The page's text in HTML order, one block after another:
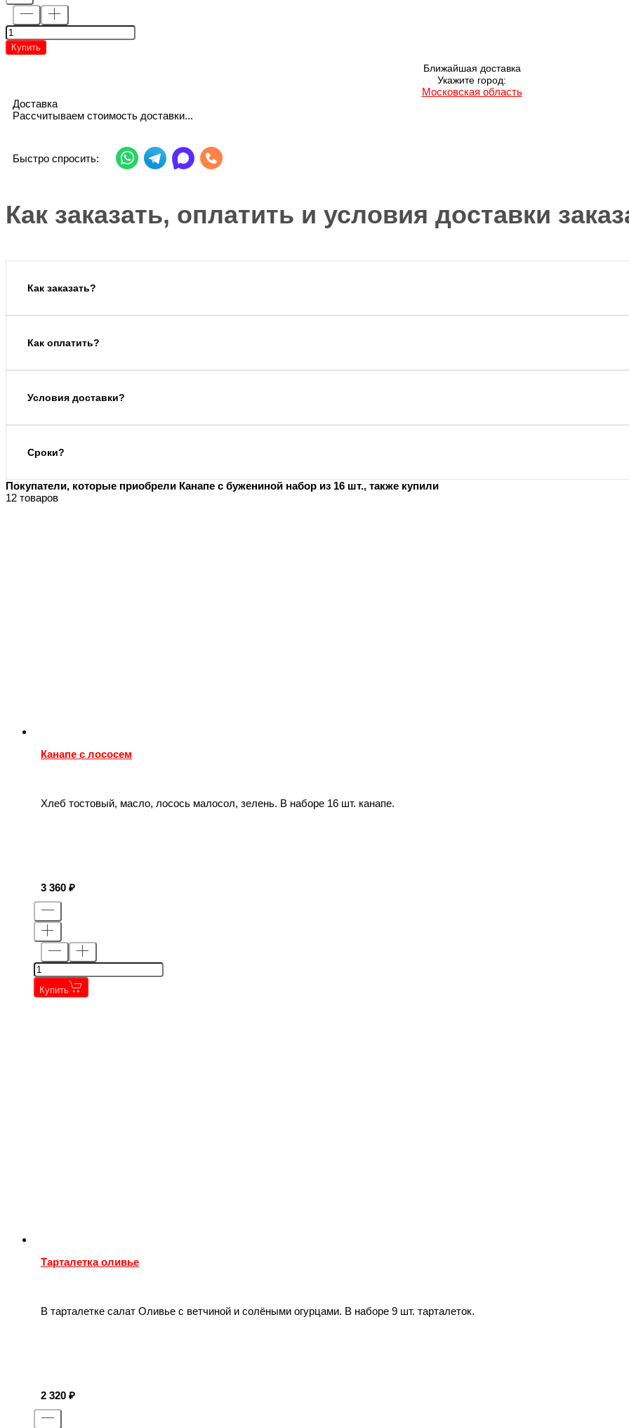
Купить
Ближайшая доставка
Укажите город:
Московская область
Доставка
Рассчитываем стоимость доставки...
Быстро спросить:
Как заказать, оплатить и условия доставки
Как заказать?
Как оплатить?
Условия доставки?
Сроки?
Покупатели, которые приобрели Канапе с бужениной набор из 16 шт., также купили
12 товаров
Канапе с лососем
Хлеб тостовый, масло, лосось малосол, зелень. В наборе 16 шт. канапе.
3 360
Купить
Тарталетка оливье
В тарталетке салат Оливье с ветчиной и солёными огурцами. В наборе 9 шт. тарталеток.
2 320